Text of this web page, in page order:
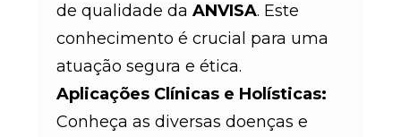
de qualidade da ANVISA. Este
conhecimento é crucial para uma
atuação segura e ética.
Aplicações Clínicas e Holísticas:
Conheça as diversas doenças e